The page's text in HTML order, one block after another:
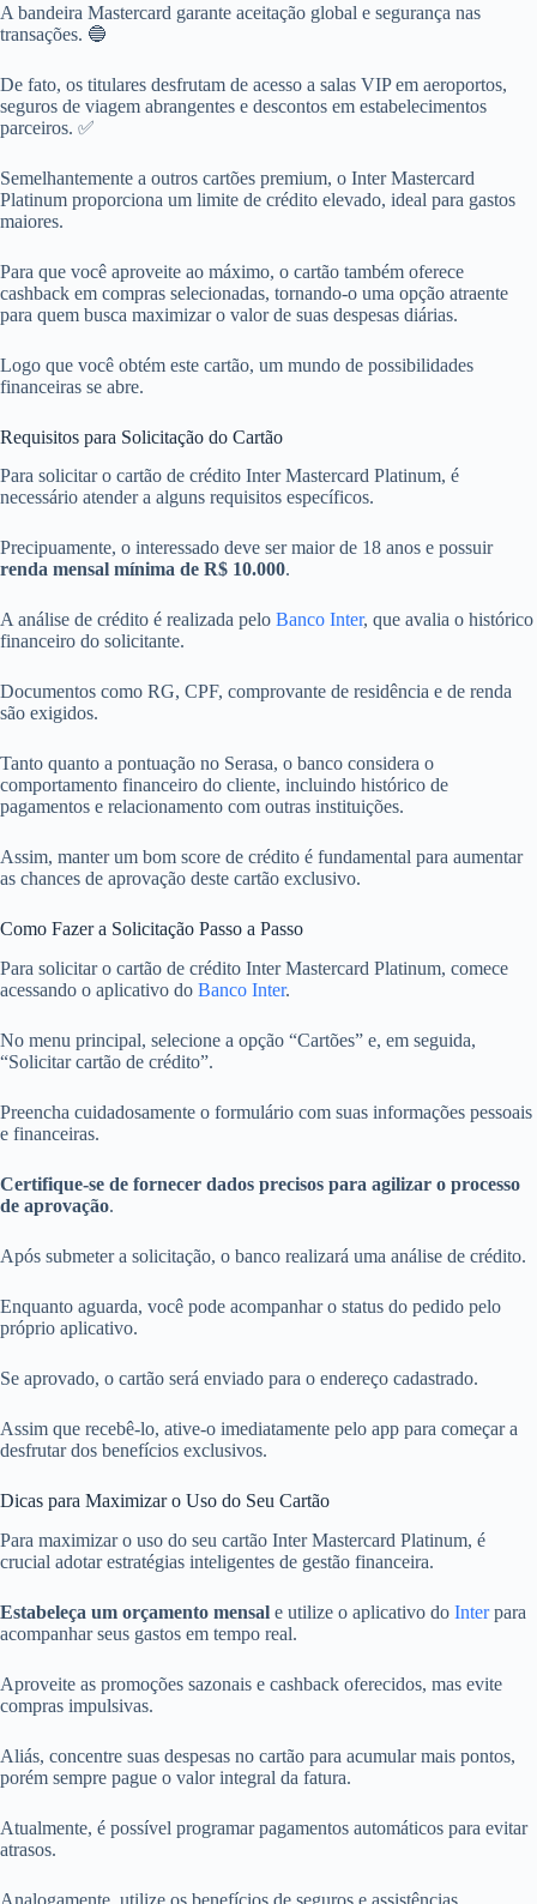
A bandeira Mastercard garante aceitação global e segurança nas
transações. 🔵
De fato, os titulares desfrutam de acesso a salas VIP em aeroportos,
seguros de viagem abrangentes e descontos em estabelecimentos
parceiros. ✅
Semelhantemente a outros cartões premium, o Inter Mastercard
Platinum proporciona um limite de crédito elevado, ideal para gastos
maiores.
Para que você aproveite ao máximo, o cartão também oferece
cashback em compras selecionadas, tornando-o uma opção atraente
para quem busca maximizar o valor de suas despesas diárias.
Logo que você obtém este cartão, um mundo de possibilidades
financeiras se abre.
Requisitos para Solicitação do Cartão
Para solicitar o cartão de crédito Inter Mastercard Platinum, é
necessário atender a alguns requisitos específicos.
Precipuamente, o interessado deve ser maior de 18 anos e possuir
renda mensal mínima de R$ 10.000.
A análise de crédito é realizada pelo Banco Inter, que avalia o histórico
financeiro do solicitante.
Documentos como RG, CPF, comprovante de residência e de renda
são exigidos.
Tanto quanto a pontuação no Serasa, o banco considera o
comportamento financeiro do cliente, incluindo histórico de
pagamentos e relacionamento com outras instituições.
Assim, manter um bom score de crédito é fundamental para aumentar
as chances de aprovação deste cartão exclusivo.
Como Fazer a Solicitação Passo a Passo
Para solicitar o cartão de crédito Inter Mastercard Platinum, comece
acessando o aplicativo do Banco Inter.
No menu principal, selecione a opção “Cartões” e, em seguida,
“Solicitar cartão de crédito”.
Preencha cuidadosamente o formulário com suas informações pessoais
e financeiras.
Certifique-se de fornecer dados precisos para agilizar o processo
de aprovação.
Após submeter a solicitação, o banco realizará uma análise de crédito.
Enquanto aguarda, você pode acompanhar o status do pedido pelo
próprio aplicativo.
Se aprovado, o cartão será enviado para o endereço cadastrado.
Assim que recebê-lo, ative-o imediatamente pelo app para começar a
desfrutar dos benefícios exclusivos.
Dicas para Maximizar o Uso do Seu Cartão
Para maximizar o uso do seu cartão Inter Mastercard Platinum, é
crucial adotar estratégias inteligentes de gestão financeira.
Estabeleça um orçamento mensal e utilize o aplicativo do Interpara
acompanhar seus gastos em tempo real.
Aproveite as promoções sazonais e cashback oferecidos, mas evite
compras impulsivas.
Aliás, concentre suas despesas no cartão para acumular mais pontos,
porém sempre pague o valor integral da fatura.
Atualmente, é possível programar pagamentos automáticos para evitar
atrasos.
Analogamente, utilize os benefícios de seguros e assistências